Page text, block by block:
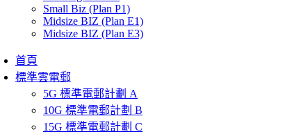
Small Biz (Plan P1)
Midsize BIZ (Plan E1)
Midsize BIZ (Plan E3)
首頁
標準雲電郵
5G 標準電郵計劃 A
10G 標準電郵計劃 B
15G 標準電郵計劃 C